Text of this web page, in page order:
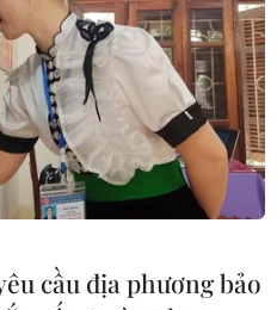
sản xuất theo
cao chất lượng của
(TTXVN/Vietnam+)
cầu địa phương bảo